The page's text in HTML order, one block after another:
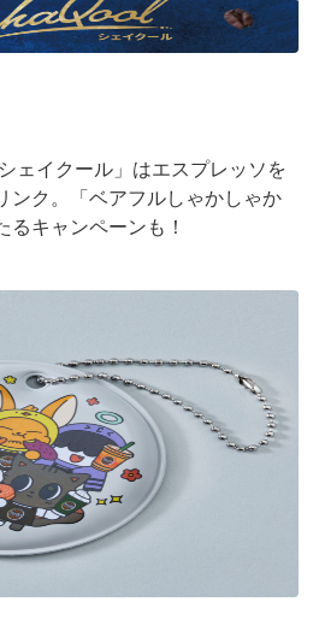
ェイクール」はエスプレッソを
ンク。「ベアフルしゃかしゃか
るキャンペーンも！